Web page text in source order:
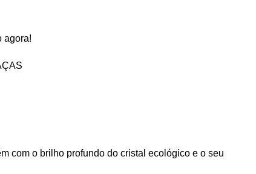
agora!
com o brilho profundo do cristal ecológico e o seu